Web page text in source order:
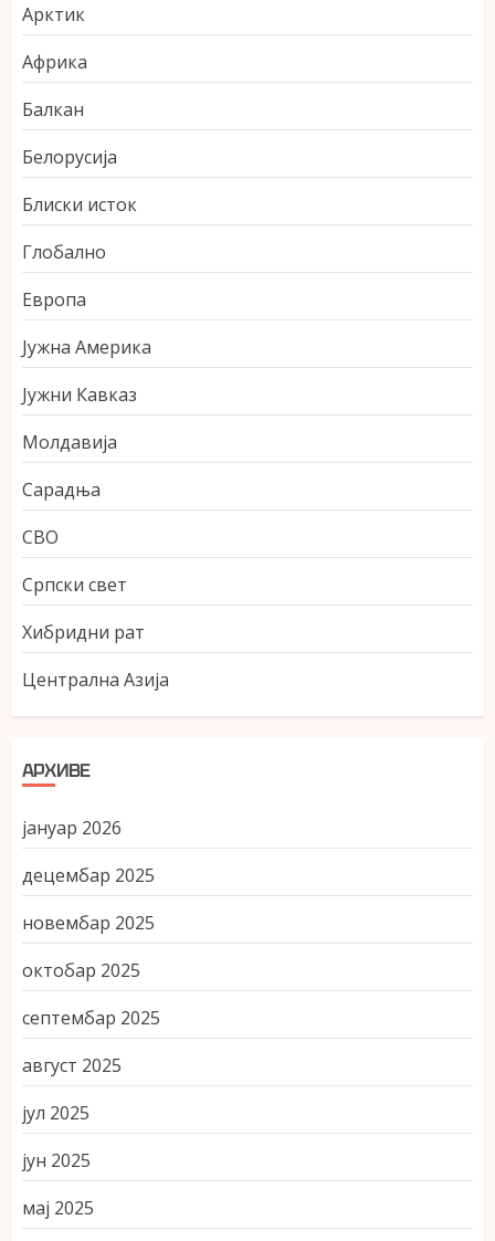
Арктик
Африка
Балкан
Белорусија
Блиски исток
Глобално
Европа
Јужна Америка
Јужни Кавказ
Молдавија
Сарадња
СВО
Српски свет
Хибридни рат
Централна Азија
АРХИВЕ
јануар 2026
децембар 2025
новембар 2025
октобар 2025
септембар 2025
август 2025
јул 2025
јун 2025
мај 2025